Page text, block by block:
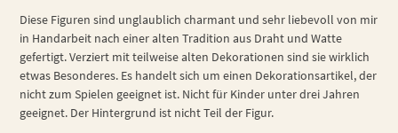
Diese Figuren sind unglaublich charmant und sehr liebevoll von mir
in Handarbeit nach einer alten Tradition aus Draht und Watte
gefertigt. Verziert mit teilweise alten Dekorationen sind sie wirklich
etwas Besonderes. Es handelt sich um einen Dekorationsartikel, der
nicht zum Spielen geeignet ist. Nicht für Kinder unter drei Jahren
geeignet. Der Hintergrund ist nicht Teil der Figur.